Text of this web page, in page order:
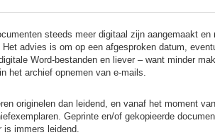
steeds meer digitaal zijn aangemaakt en
advies is om op een afgesproken datum,
Word-bestanden en liever – want minder
het archief opnemen van e-mails.
originelen dan leidend, en vanaf het moment
Geprinte en/of gekopieerde
is immers leidend.